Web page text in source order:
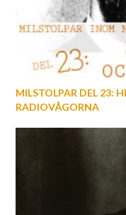
MILSTOLPAR DEL 23:
RADIOVÅGORNA